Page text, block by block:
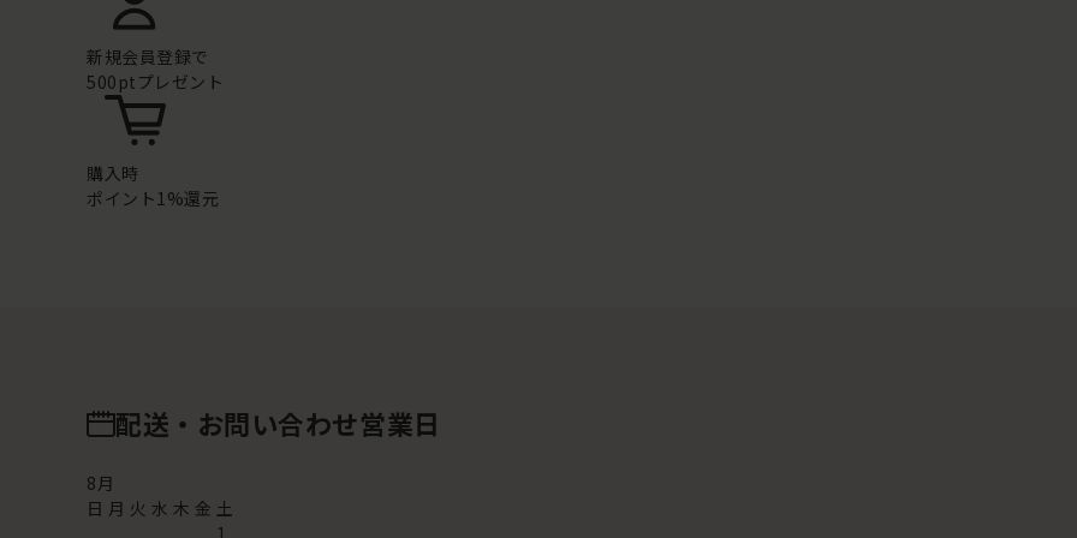
新規会員登録で
500ptプレゼント
購入時
ポイント1%還元
配送・お問い合わせ営業日
8月
日 月 火 水 木 金 土